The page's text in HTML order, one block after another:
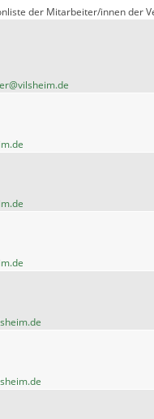
der Mitarbeiter/innen der